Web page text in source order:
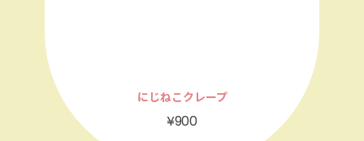
にじねこクレープ
¥900